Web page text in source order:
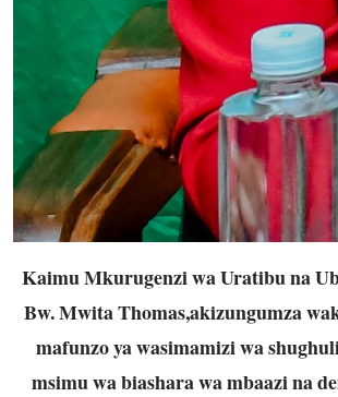
Kaimu Mkurugenzi wa Uratibu na
Bw. Mwita Thomas,akizungumza
mafunzo ya wasimamizi wa
msimu wa biashara wa mbaazi na